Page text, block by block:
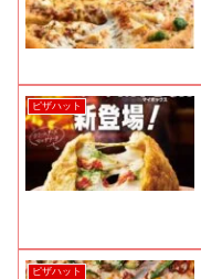
ピザハット
ピザハット